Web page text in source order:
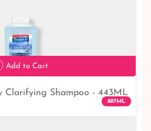
Add to Cart
Clarifying Shampoo - 443ML
887ML